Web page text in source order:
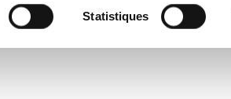
Statistiques